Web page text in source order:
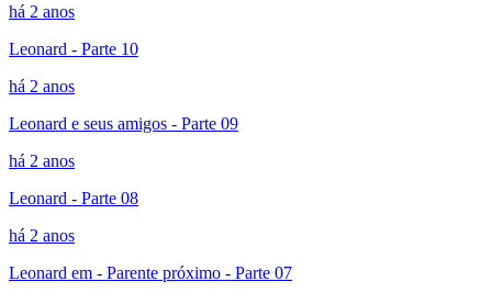
há 2 anos
Leonard - Parte 10
há 2 anos
Leonard e seus amigos - Parte 09
há 2 anos
Leonard - Parte 08
há 2 anos
Leonard em - Parente próximo - Parte 07